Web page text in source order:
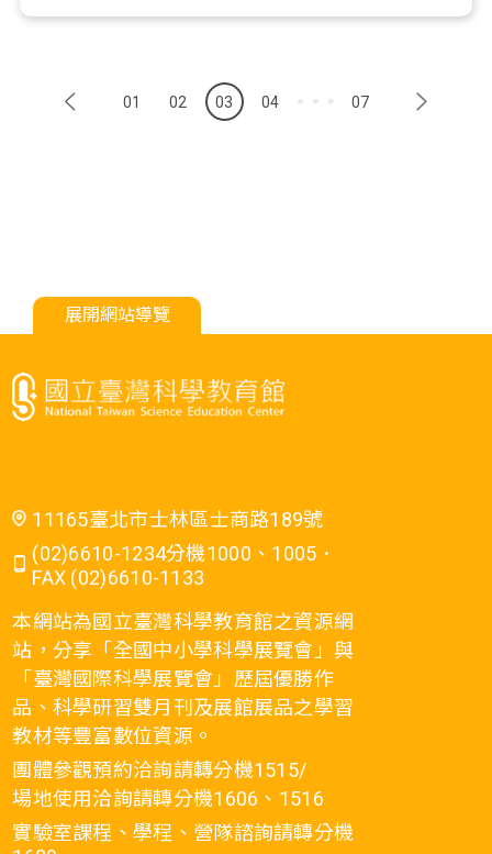
01 02 03 04 07
展開網站導覽
11165臺北市士林區士商路189號
(02)6610-1234分機1000、1005．
FAX (02)6610-1133
本網站為國立臺灣科學教育館之資源網
站，分享「全國中小學科學展覽會」與
「臺灣國際科學展覽會」歷屆優勝作
品、科學研習雙月刊及展館展品之學習
教材等豐富數位資源。
團體參觀預約洽詢請轉分機1515/
場地使用洽詢請轉分機1606、1516
實驗室課程、學程、營隊諮詢請轉分機